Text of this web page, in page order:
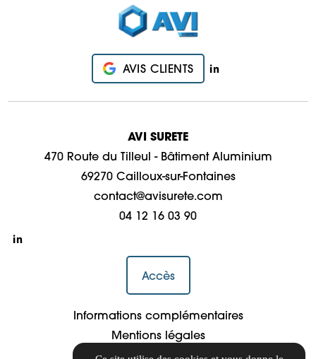
AVIS CLIENTS
AVI SURETE
470 Route du Tilleul - Bâtiment Aluminium
69270 Cailloux-sur-Fontaines
contact@avisurete.com
04 12 16 03 90
Accès
Informations complémentaires
Mentions légales
Politique de confidentialité